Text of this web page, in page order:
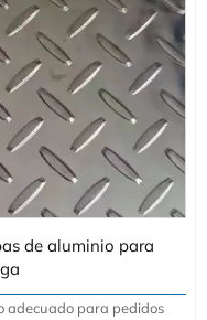
de aluminio para
adecuado para pedidos